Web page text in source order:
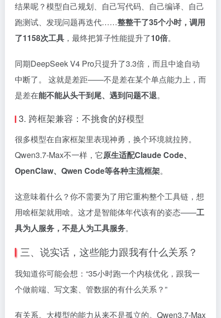
结果呢？模型自己规划、自己写代码、自己编译、自己
跑测试、发现问题再迭代……整整干了35个小时，调用
了1158次工具 ，最终把算子性能提升了10倍。
同期DeepSeek V4 Pro只提升了3.3倍，而且中途自动
中断了。 这就是差距——不是差在某个单点能力上，而
是差在能不能从头干到尾、遇到问题不退。
3. 跨框架兼容：不挑食的好模型
很多模型在自家框架里表现神勇，换个环境就拉胯。
Qwen3.7-Max不一样，它原生适配Claude Code、
OpenClaw、Qwen Code等各种主流框架。
这意味着什么？你不需要为了用它重构整个工具链，想
用啥框架就用啥。这才是智能体年代该有的姿态——工
具为人服务，不是人为工具服务。
三、说实话，这些能力跟我有什么关系？
我知道你可能会想：“35小时跑一个内核优化，跟我一
个做前端、写文案、管数据的有什么关系？”
有关系。大模型的能力从来不是孤立的。Qwen3.7-Max